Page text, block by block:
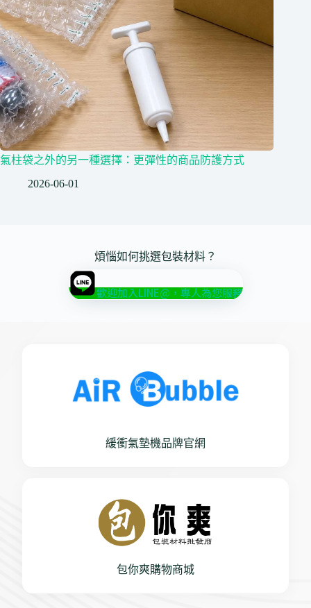
氣柱袋之外的另一種選擇：更彈性的商品防護方式
2026-06-01
煩惱如何挑選包裝材料？
歡迎加入LINE@，專人為您服務
緩衝氣墊機品牌官網
包你爽購物商城